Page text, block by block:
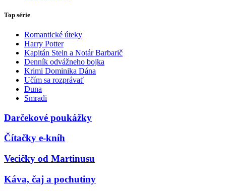
Top série
Romantické úteky
Harry Potter
Kapitán Stein a Notár Barbarič
Denník odvážneho bojka
Krimi Dominika Dána
Učím sa rozprávať
Duna
Smradi
Darčekové poukážky
Čítačky e-kníh
Vecičky od Martinusu
Káva, čaj a pochutiny